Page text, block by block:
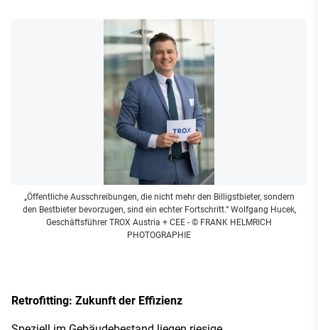
„Öffentliche Ausschreibungen, die nicht mehr den Billigstbieter, sondern
den Bestbieter bevorzugen, sind ein echter Fortschritt.“ Wolfgang Hucek,
Geschäftsführer TROX Austria + CEE - © FRANK HELMRICH
PHOTOGRAPHIE
Retrofitting: Zukunft der Effizienz